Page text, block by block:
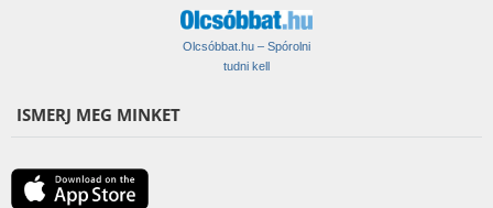
Olcsóbbat.hu – Spórolni
tudni kell
ISMERJ MEG MINKET